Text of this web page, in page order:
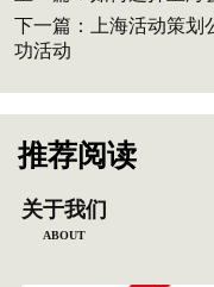
下一篇： 上海活动策划
功活动
推荐阅读
关于我们
ABOUT